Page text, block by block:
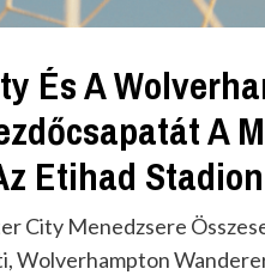
És A
A
Etihad
City Menedzsere
Wolverhampton